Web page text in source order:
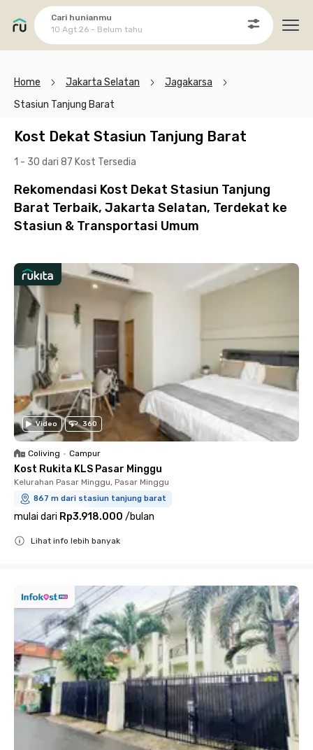
Cari hunianmu
10 Agt 26 - Belum tahu
Home Jakarta Selatan
Jagakarsa
Stasiun Tanjung Barat
Kost Dekat Stasiun Tanjung Barat
1 - 30 dari 87 Kost Tersedia
Rekomendasi Kost Dekat Stasiun Tanjung
Barat Terbaik, Jakarta Selatan, Terdekat ke
Stasiun & Transportasi Umum
Video 360
Coliving • Campur
Kost Rukita KLS Pasar Minggu
Kelurahan Pasar Minggu, Pasar Minggu
867 m dari stasiun tanjung barat
mulai dari Rp3.918.000 /bulan
Lihat info lebih banyak